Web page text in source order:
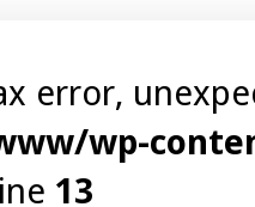
error,
wp-
13